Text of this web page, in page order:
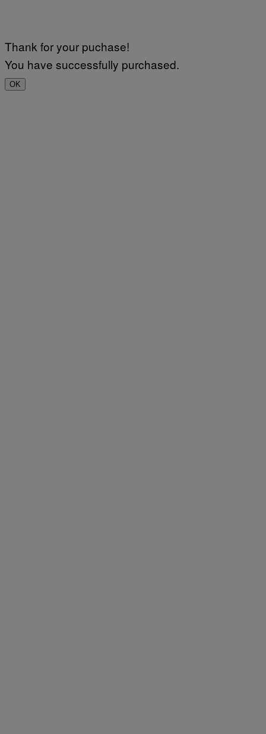
Thank for your puchase!
You have successfully purchased.
OK